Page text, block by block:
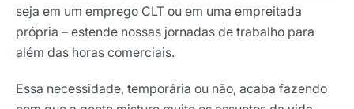
seja em um emprego CLT ou em uma empreitada
própria – estende nossas jornadas de trabalho para
além das horas comerciais.
Essa necessidade, temporária ou não, acaba fazendo